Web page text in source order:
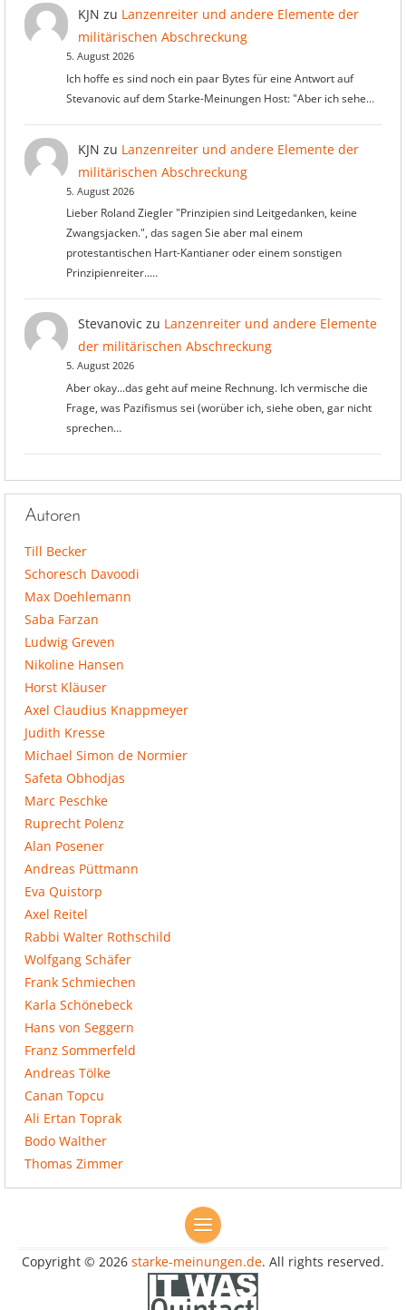
KJN zu Lanzenreiter und andere Elemente der
militärischen Abschreckung
5. August 2026
Ich hoffe es sind noch ein paar Bytes für eine Antwort auf
Stevanovic auf dem Starke-Meinungen Host: "Aber ich sehe…
KJN zu Lanzenreiter und andere Elemente der
militärischen Abschreckung
5. August 2026
Lieber Roland Ziegler "Prinzipien sind Leitgedanken, keine
Zwangsjacken.", das sagen Sie aber mal einem
protestantischen Hart-Kantianer oder einem sonstigen
Prinzipienreiter..…
Stevanovic zu Lanzenreiter und andere Elemente
der militärischen Abschreckung
5. August 2026
Aber okay...das geht auf meine Rechnung. Ich vermische die
Frage, was Pazifismus sei (worüber ich, siehe oben, gar nicht
sprechen…
Autoren
Till Becker
Schoresch Davoodi
Max Doehlemann
Saba Farzan
Ludwig Greven
Nikoline Hansen
Horst Kläuser
Axel Claudius Knappmeyer
Judith Kresse
Michael Simon de Normier
Safeta Obhodjas
Marc Peschke
Ruprecht Polenz
Alan Posener
Andreas Püttmann
Eva Quistorp
Axel Reitel
Rabbi Walter Rothschild
Wolfgang Schäfer
Frank Schmiechen
Karla Schönebeck
Hans von Seggern
Franz Sommerfeld
Andreas Tölke
Canan Topcu
Ali Ertan Toprak
Bodo Walther
Thomas Zimmer
Copyright © 2026 starke-meinungen.de. All rights reserved.